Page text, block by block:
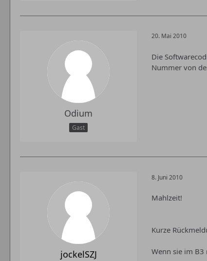
Odium
Gast
20. Mai 2010
Die
Nummer von
jockelSZJ
8. Juni 2010
Mahlzeit!
Kurze
Wenn sie im B3